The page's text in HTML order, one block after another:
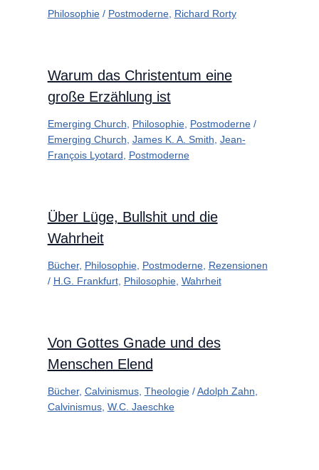
Philosophie/ Postmoderne, Richard Rorty
Warum das Christentum eine
große Erzählung ist
Emerging Church, Philosophie, Postmoderne/
Emerging Church, James K. A. Smith, Jean-
François Lyotard, Postmoderne
Über Lüge, Bullshit und die
Wahrheit
Bücher, Philosophie, Postmoderne, Rezensionen
/ H.G. Frankfurt, Philosophie, Wahrheit
Von Gottes Gnade und des
Menschen Elend
Bücher, Calvinismus, Theologie/Adolph Zahn,
Calvinismus, W.C. Jaeschke